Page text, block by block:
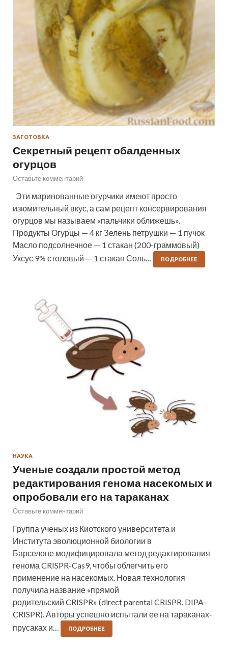
ЗАГОТОВКА
Секретный рецепт обалденных
огурцов
Оставьте комментарий
Эти маринованные огурчики имеют просто
изюмительный вкус, а сам рецепт консервирования
огурцов мы называем «пальчики оближешь».
Продукты Огурцы — 4 кг Зелень петрушки — 1 пучок
Масло подсолнечное — 1 стакан (200-граммовый)
Уксус 9% столовый — 1 стакан Соль…
ПОДРОБНЕЕ
НАУКА
Ученые создали простой метод
редактирования генома насекомых и
опробовали его на тараканах
Оставьте комментарий
Группа ученых из Киотского университета и
Института эволюционной биологии в
Барселоне модифицировала метод редактирования
генома CRISPR-Cas9, чтобы облегчить его
применение на насекомых. Новая технология
получила название «прямой
родительский CRISPR» (direct parental CRISPR, DIPA-
CRISPR). Авторы успешно испытали ее на тараканах-
прусаках и…
ПОДРОБНЕЕ